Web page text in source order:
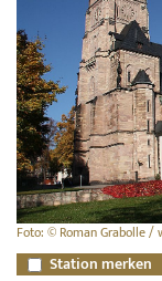
Foto: © Roman Grabolle /
Station merken